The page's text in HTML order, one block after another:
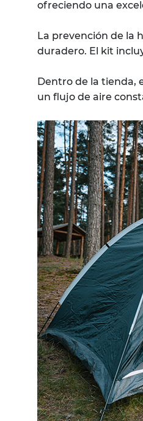
ofreciendo una
La prevención de la
duradero. El kit
Dentro de la tienda,
un flujo de aire